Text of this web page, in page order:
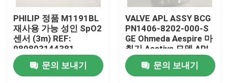
집
PHILIP 정품 M1191BL
재사용 가능 성인 SpO2
센서 (3m) REF:
989803144381
문의 보내기
VALVE APL ASSY BCG
PN1406-8202-000-S
GE Ohmeda Aespire 마
취기 Aestiva 모델 APL
밸브, 베이스 미포함 버
전
문의 보내기